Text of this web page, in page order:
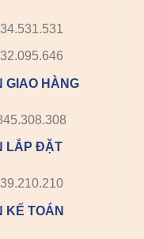
HÀNG
LẮP ĐẶT
TOÁN
THẤT
BẾP TỦ BẾP KP 05